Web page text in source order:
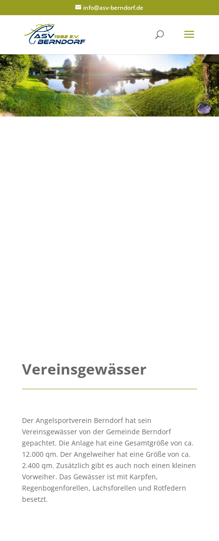
info@asv-berndorf.de
Vereinsgewässer
Der Angelsportverein Berndorf hat sein
Vereinsgewässer von der Gemeinde Berndorf
gepachtet. Die Anlage hat eine Gesamtgröße von ca.
12.000 qm. Der Angelweiher hat eine Größe von ca.
2.400 qm. Zusätzlich gibt es auch noch einen kleinen
Vorweiher. Das Gewässer ist mit Karpfen,
Regenbogenforellen, Lachsforellen und Rotfedern
besetzt.